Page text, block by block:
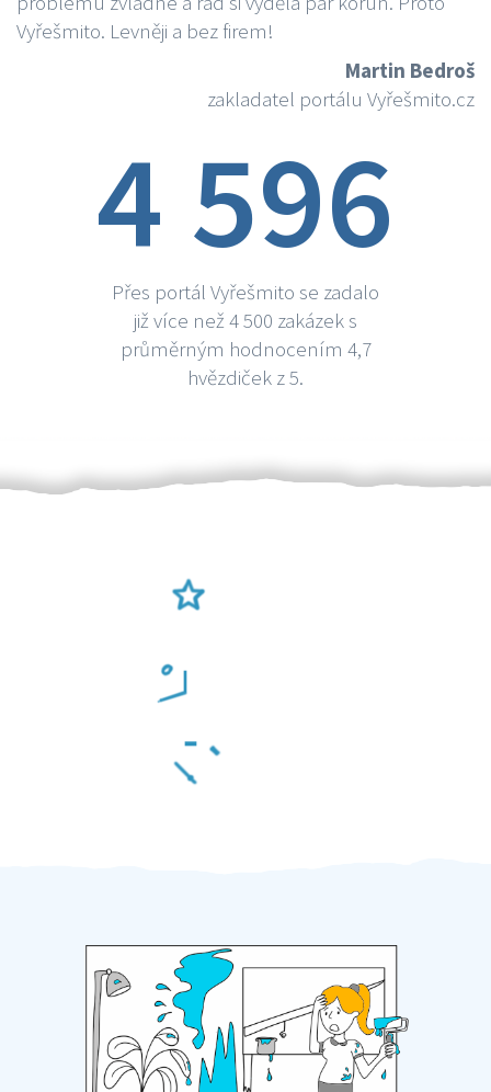
Vyřešmito. Levněji a bez firem!
Martin Bedroš
zakladatel portálu Vyřešmito.cz
4 596
Přes portál Vyřešmito se zadalo
již více než 4 500 zakázek s
průměrným hodnocením 4,7
hvězdiček z 5.